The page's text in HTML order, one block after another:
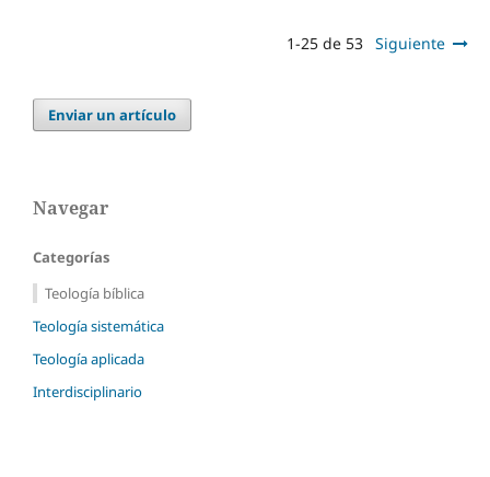
1-25 de 53 Siguiente
Enviar un artículo
Navegar
Categorías
Teología bíblica
Teología sistemática
Teología aplicada
Interdisciplinario